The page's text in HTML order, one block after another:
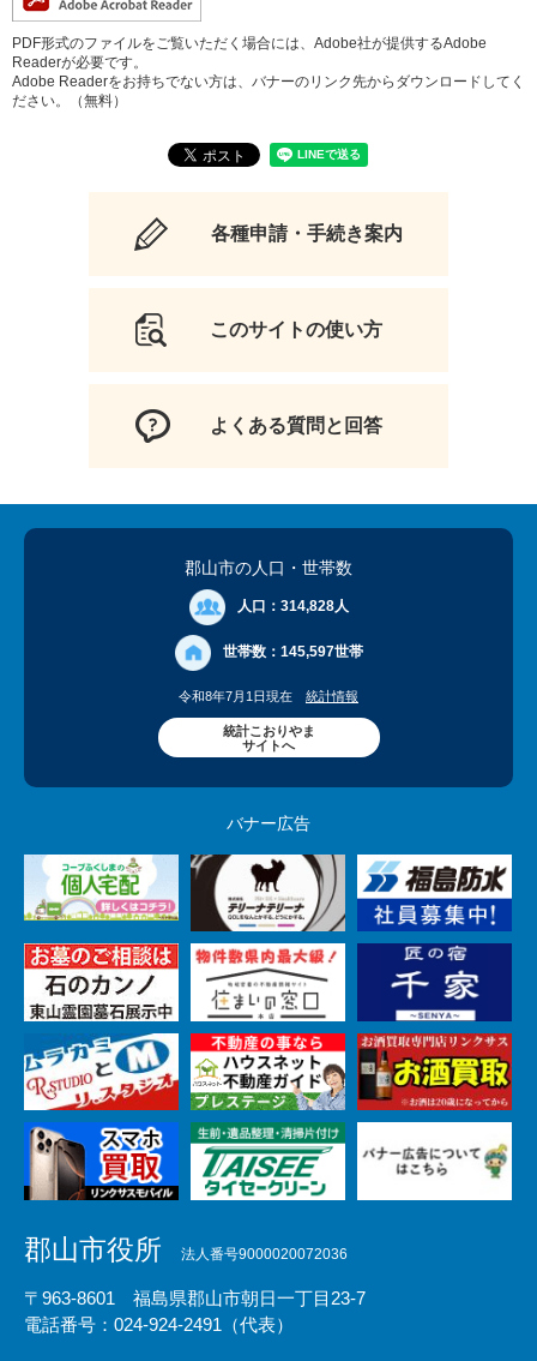
PDF形式のファイルをご覧いただく場合には、Adobe社が提供するAdobe
Readerが必要です。
Adobe Readerをお持ちでない方は、バナーのリンク先からダウンロードしてく
ださい。（無料）
各種申請・手続き案内
このサイトの使い方
よくある質問と回答
郡山市の人口 ・世帯数
人口： 314,828人
世帯数： 145,597世帯
令和8年7月1日現在 統計情報
統計こおりやま
サイトへ
バナー広告
郡山市役所 法人番号9000020072036
〒963-8601 福島県郡山市朝日一丁目23-7
電話番号：024-924-2491（代表）